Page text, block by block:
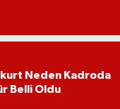
Neden Kadroda
Belli Oldu